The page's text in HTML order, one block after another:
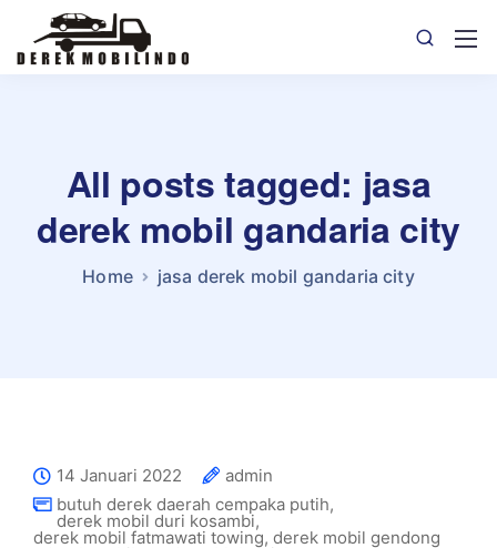
All posts tagged: jasa
derek mobil gandaria city
Home jasa derek mobil gandaria city
14 Januari 2022
admin
butuh derek daerah cempaka putih,
derek mobil duri kosambi,
derek mobil fatmawati towing, derek mobil gendong